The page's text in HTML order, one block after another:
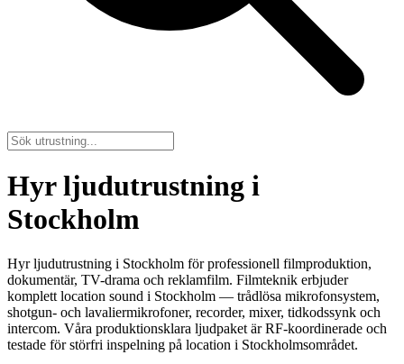
Hyr ljudutrustning i
Stockholm
Hyr ljudutrustning i Stockholm för professionell filmproduktion,
dokumentär, TV-drama och reklamfilm. Filmteknik erbjuder
komplett location sound i Stockholm — trådlösa mikrofonsystem,
shotgun- och lavaliermikrofoner, recorder, mixer, tidkodssynk och
intercom. Våra produktionsklara ljudpaket är RF-koordinerade och
testade för störfri inspelning på location i Stockholmsområdet.